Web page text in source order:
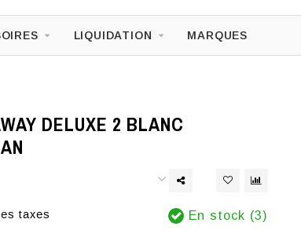
LIQUIDATION MARQUES
DELUXE 2 BLANC
taxes En stock (3)